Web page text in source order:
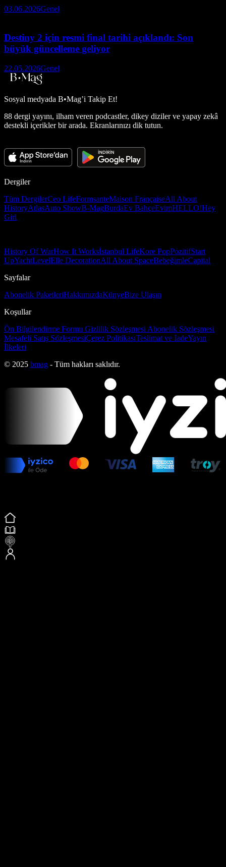
03.06.2026Genel
Destiny 2 için resmi final tarihi açıklandı: Son
büyük güncelleme geliyor
22.05.2026Genel
Sosyal medyada B•Mag’i Takip Et!
88 dergi yayını, ilham veren podcastler, dikey diziler ve yapay zekâ
destekli içerikler bir arada. Ekranlarınızı dik tutun.
Dergiler
Tüm DergilerCeo LifeFormsanteMaison FrançaiseAll About
HistoryAtlasAuto ShowB-MagBurdaEv BahçeEvimHELLO!Hey
Girl
History Of WarHow It Worksİstanbul LifeKore PopPozitifStart
UpYachtLevelElle DecorationAll About SpaceBebeğimleCapital
Sayfalar
Abonelik PaketleriHakkımızdaKünyeBize Ulaşın
Koşullar
Ön Bilgilendirme Formu Gizlilik Sözleşmesi Abonelik Sözleşmesi
Mesafeli Satış SözleşmesiÇerez PolitikasıTeslimat ve İadeYayın
İlkeleri
© 2025 bmag - Tüm hakları saklıdır.